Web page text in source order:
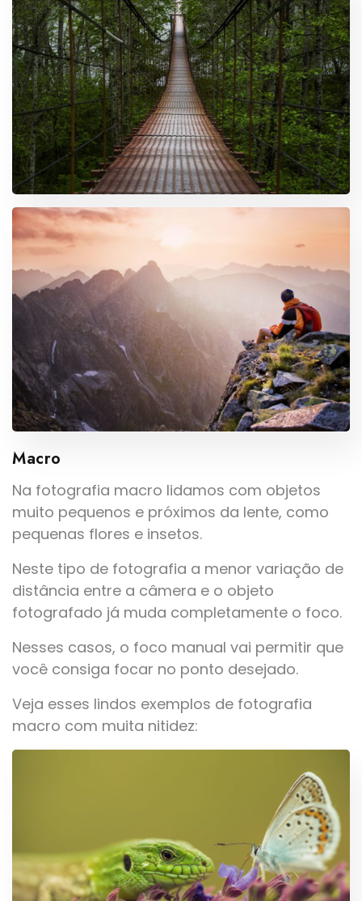
Macro
Na fotografia macro lidamos com objetos
muito pequenos e próximos da lente, como
pequenas flores e insetos.
Neste tipo de fotografia a menor variação de
distância entre a câmera e o objeto
fotografado já muda completamente o foco.
Nesses casos, o foco manual vai permitir que
você consiga focar no ponto desejado.
Veja esses lindos exemplos de fotografia
macro com muita nitidez: